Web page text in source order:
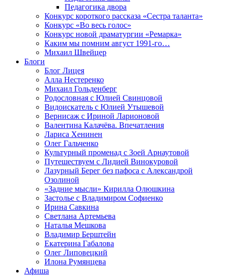
Педагогика двора
Конкурс короткого рассказа «Сестра таланта»
Конкурс «Во весь голос»
Конкурс новой драматургии «Ремарка»
Каким мы помним август 1991-го…
Михаил Швейцер
Блоги
Блог Лицея
Алла Нестеренко
Михаил Гольденберг
Родословная с Юлией Свинцовой
Видоискатель с Юлией Утышевой
Вернисаж с Ириной Ларионовой
Валентина Калачёва. Впечатления
Лариса Хенинен
Олег Гальченко
Культурный променад с Зоей Арнаутовой
Путешествуем с Лидией Винокуровой
Лазурный Берег без пафоса с Александрой
Озолиной
«Задние мысли» Кирилла Олюшкина
Застолье с Владимиром Софиенко
Ирина Савкина
Светлана Артемьева
Наталья Мешкова
Владимир Берштейн
Екатерина Габалова
Олег Липовецкий
Илона Румянцева
Афиша